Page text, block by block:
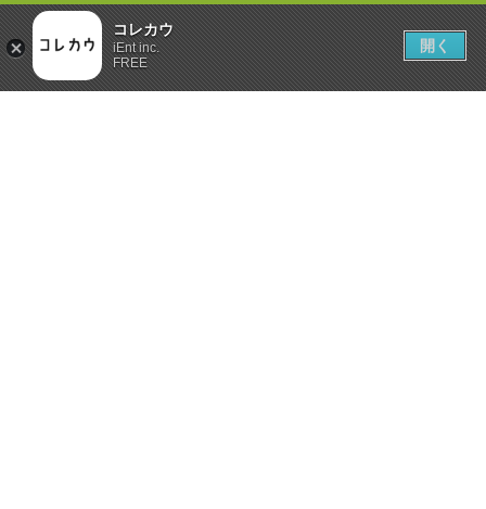
コレカウ
iEnt inc.
FREE
開く